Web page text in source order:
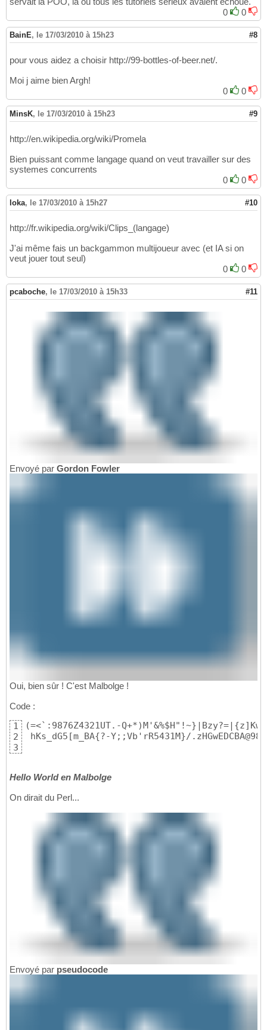
0
0
BainE, le 17/03/2010 à 15h23 #8
pour vous aidez a choisir http://99-bottles-of-beer.net/.
Moi j aime bien Argh!
0
0
MinsK, le 17/03/2010 à 15h23 #9
http://en.wikipedia.org/wiki/Promela
Bien puissant comme langage quand on veut travailler sur des
systemes concurrents
0
0
loka, le 17/03/2010 à 15h27 #10
http://fr.wikipedia.org/wiki/Clips_(langage)
J'ai même fais un backgammon multijoueur avec (et IA si on
veut jouer tout seul)
0
0
pcaboche, le 17/03/2010 à 15h33 #11
Envoyé par Gordon Fowler
Oui, bien sûr ! C'est Malbolge !
Code :
1
2
3
(=<`:9876Z4321UT.-
hKs_dG5[m_BA{?-Y;;Vb'rR5431M}/
Hello World en Malbolge
On dirait du Perl...
Envoyé par pseudocode